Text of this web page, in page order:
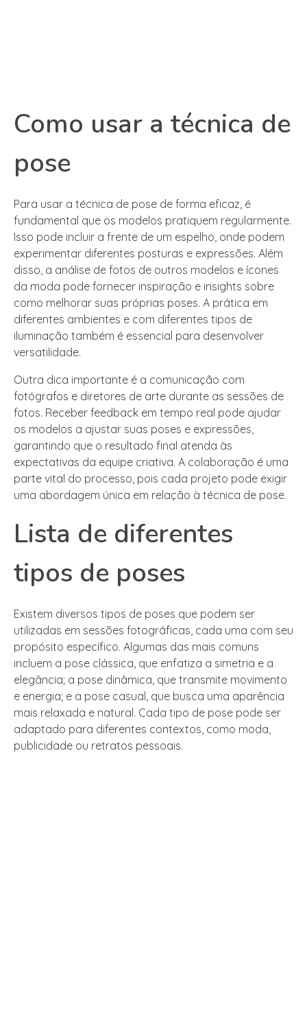
Como usar a técnica de
pose
Para usar a técnica de pose de forma eficaz, é
fundamental que os modelos pratiquem regularmente.
Isso pode incluir a frente de um espelho, onde podem
experimentar diferentes posturas e expressões. Além
disso, a análise de fotos de outros modelos e ícones
da moda pode fornecer inspiração e insights sobre
como melhorar suas próprias poses. A prática em
diferentes ambientes e com diferentes tipos de
iluminação também é essencial para desenvolver
versatilidade.
Outra dica importante é a comunicação com
fotógrafos e diretores de arte durante as sessões de
fotos. Receber feedback em tempo real pode ajudar
os modelos a ajustar suas poses e expressões,
garantindo que o resultado final atenda às
expectativas da equipe criativa. A colaboração é uma
parte vital do processo, pois cada projeto pode exigir
uma abordagem única em relação à técnica de pose.
Lista de diferentes
tipos de poses
Existem diversos tipos de poses que podem ser
utilizadas em sessões fotográficas, cada uma com seu
propósito específico. Algumas das mais comuns
incluem a pose clássica, que enfatiza a simetria e a
elegância; a pose dinâmica, que transmite movimento
e energia; e a pose casual, que busca uma aparência
mais relaxada e natural. Cada tipo de pose pode ser
adaptado para diferentes contextos, como moda,
publicidade ou retratos pessoais.